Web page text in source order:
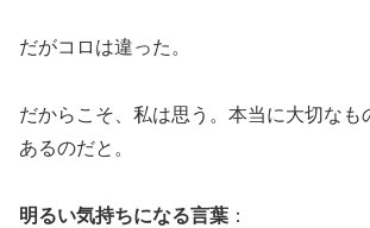
だがコロは違った。
だからこそ、私は思う。本当に大切なも
あるのだと。
明るい気持ちになる言葉 ：